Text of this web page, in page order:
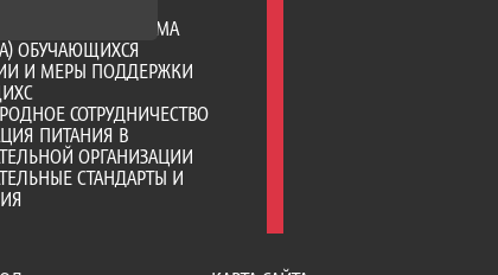
МЕСТА ДЛЯ ПРИЕМА
ОБУЧАЮЩИХСЯ
И МЕРЫ ПОДДЕРЖКИ
СОТРУДНИЧЕСТВО
ПИТАНИЯ В
ОРГАНИЗАЦИИ
СТАНДАРТЫ И